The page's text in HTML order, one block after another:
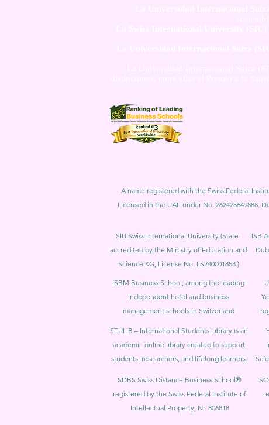
A name registered with the Swiss Federal
Licensed in the UAE under No. 262425649888.
SIU Swiss International University (State-
accredited by the Ministry of Education and
Science KG, License No. LS240001853.)
ISB
ISBM Business School, among the leading
independent hotel and business
management schools in Switzerland
STULIB – International Students Library is an
academic online library created to support
students, researchers, and lifelong learners.
SDBS Swiss Distance Business School®
registered by the Swiss Federal Institute of
Intellectual Property, Nr. 806818